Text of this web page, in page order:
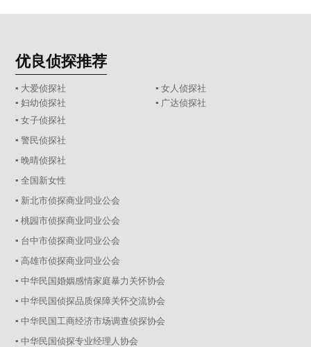
优良侦探推荐
▪ 大爱侦探社
▪ 女人侦探社
▪ 妇幼侦探社
▪ 广达侦探社
▪ 女子侦探社
▪ 警民侦探社
▪ 晚晴侦探社
▪ 全国新女性
▪ 新北市侦探商业同业公会
▪ 桃园市侦探商业同业公会
▪ 台中市侦探商业同业公会
▪ 高雄市侦探商业同业公会
▪ 中华民国婚姻感情家庭暴力关怀协会
▪ 中华民国侦探品质保障关怀交流协会
▪ 中华民国工商经济市场调查侦探协会
▪ 中华民国侦探专业经理人协会